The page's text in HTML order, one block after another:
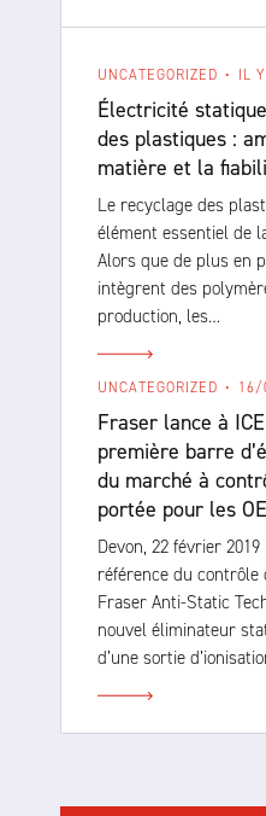
UNCATEGORIZED IL
Électricité
des plastiques :
matière et la
Le recyclage des
élément essentiel de
Alors que de plus en
intègrent des
production, les…
UNCATEGORIZED 16/
Fraser lance à
première barre
du marché à
portée pour les
Devon, 22 février
référence du contrôle
Fraser Anti-Static
nouvel éliminateur
d’une sortie